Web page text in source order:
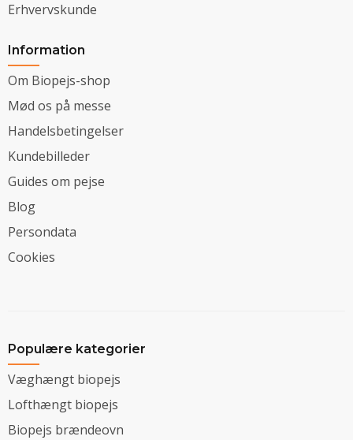
Erhvervskunde
Information
Om Biopejs-shop
Mød os på messe
Handelsbetingelser
Kundebilleder
Guides om pejse
Blog
Persondata
Cookies
Populære kategorier
Væghængt biopejs
Lofthængt biopejs
Biopejs brændeovn